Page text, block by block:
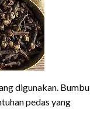
digunakan. Bumbu
pedas yang